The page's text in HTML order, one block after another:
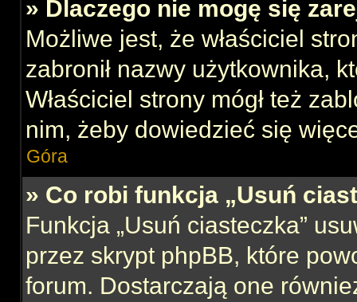
» Dlaczego nie mogę się
Możliwe jest, że właściciel
zabronił nazwy użytkownika,
Właściciel strony mógł też
nim, żeby dowiedzieć się
Góra
» Co robi funkcja „Usuń
Funkcja „Usuń ciasteczka”
przez skrypt phpBB, które
forum. Dostarczają one